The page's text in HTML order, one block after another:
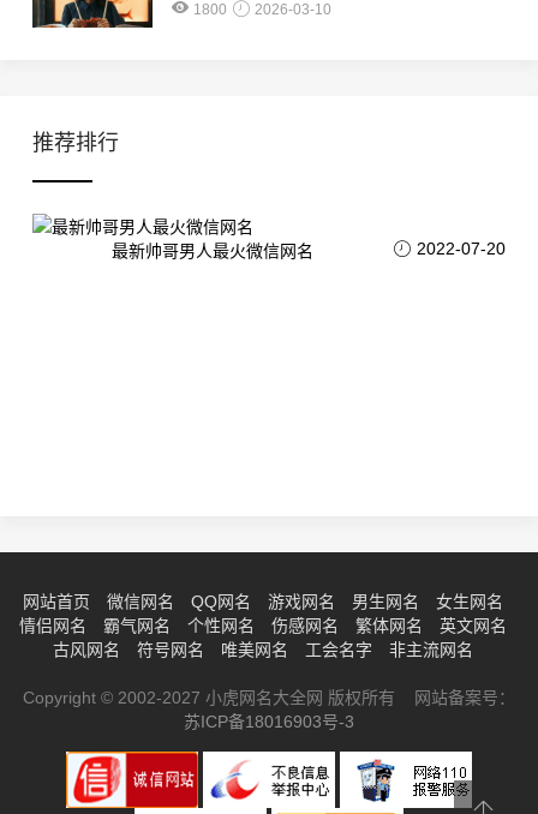
1800 2026-03-10
推荐排行
最新帅哥男人最火微信网名 2022-07-20
网站首页 微信网名 QQ网名 游戏网名 男生网名
女生网名
情侣网名
霸气网名 个性网名 伤感网名 繁体网名
英文网名
古风网名
符号网名 唯美网名 工会名字 非主流网名
Copyright © 2002-2027 小虎网名大全网 版权所有 网站备案号：
苏ICP备18016903号-3